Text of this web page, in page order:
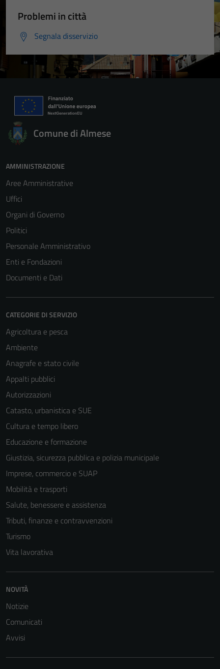
Problemi in città
Segnala disservizio
Comune di Almese
AMMINISTRAZIONE
Aree Amministrative
Uffici
Organi di Governo
Politici
Personale Amministrativo
Enti e Fondazioni
Documenti e Dati
CATEGORIE DI SERVIZIO
Agricoltura e pesca
Ambiente
Anagrafe e stato civile
Appalti pubblici
Autorizzazioni
Catasto, urbanistica e SUE
Cultura e tempo libero
Educazione e formazione
Giustizia, sicurezza pubblica e polizia municipale
Imprese, commercio e SUAP
Mobilità e trasporti
Salute, benessere e assistenza
Tributi, finanze e contravvenzioni
Turismo
Vita lavorativa
NOVITÀ
Notizie
Comunicati
Avvisi